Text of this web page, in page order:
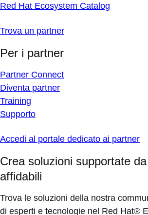
Red Hat Ecosystem Catalog
Trova un partner
Per i partner
Partner Connect
Diventa partner
Training
Supporto
Accedi al portale dedicato ai partner
Crea soluzioni supportate
affidabili
Trova le soluzioni della nostra
di esperti e tecnologie nel Red Hat®